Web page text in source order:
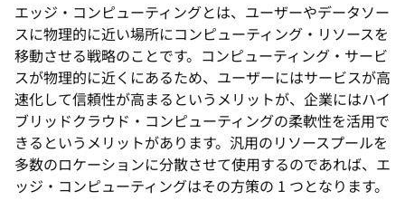
エッジ・コンピューティングとは、ユーザーやデータソー
スに物理的に近い場所にコンピューティング・リソースを
移動させる戦略のことです。コンピューティング・サービ
スが物理的に近くにあるため、ユーザーにはサービスが高
速化して信頼性が高まるというメリットが、企業にはハイ
ブリッドクラウド・コンピューティングの柔軟性を活用で
きるというメリットがあります。汎用のリソースプールを
多数のロケーションに分散させて使用するのであれば、エ
ッジ・コンピューティングはその方策の 1 つとなります。